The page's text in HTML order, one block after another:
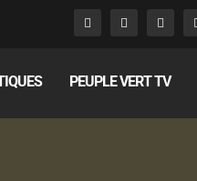
PEUPLE VERT TV